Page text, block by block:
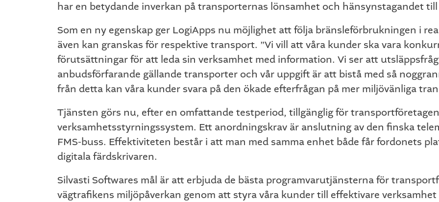
har en betydande inverkan på transporternas lönsamhet och hänsynstagandet
Som en ny egenskap ger LogiApps nu möjlighet att följa bränsleförbrukningen i
även kan granskas för respektive transport. ”Vi vill att våra kunder ska vara
förutsättningar för att leda sin verksamhet med information. Vi ser att
anbudsförfarande gällande transporter och vår uppgift är att bistå med så
från detta kan våra kunder svara på den ökade efterfrågan på mer miljövänliga
Tjänsten görs nu, efter en omfattande testperiod, tillgänglig för
verksamhetsstyrningssystem. Ett anordningskrav är anslutning av den finska
FMS-buss. Effektiviteten består i att man med samma enhet både får fordonets
digitala färdskrivaren.
Silvasti Softwares mål är att erbjuda de bästa programvarutjänsterna för
vägtrafikens miljöpåverkan genom att styra våra kunder till effektivare